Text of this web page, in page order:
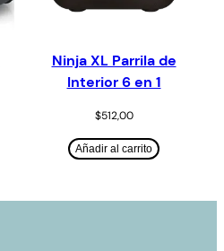
Ninja XL Parrila de
Interior 6 en 1
$512,00
Añadir al carrito